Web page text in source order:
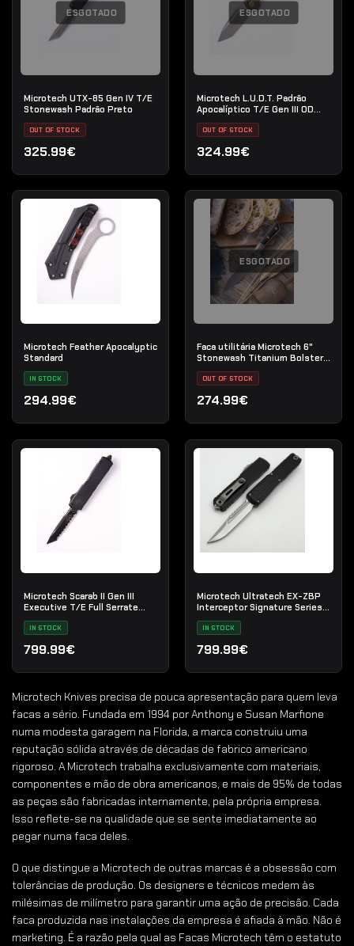
Microtech Knives precisa de pouca apresentação para quem leva
facas a sério. Fundada em 1994 por Anthony e Susan Marfione
numa modesta garagem na Florida, a marca construiu uma
reputação sólida através de décadas de fabrico americano
rigoroso. A Microtech trabalha exclusivamente com materiais,
componentes e mão de obra americanos, e mais de 95% de todas
as peças são fabricadas internamente, pela própria empresa.
Isso reflete-se na qualidade que se sente imediatamente ao
pegar numa faca deles.
O que distingue a Microtech de outras marcas é a obsessão com
tolerâncias de produção. Os designers e técnicos medem às
milésimas de milímetro para garantir uma ação de precisão. Cada
faca produzida nas instalações da empresa é afiada à mão. Não é
marketing. É a razão pela qual as Facas Microtech têm o estatuto
ESGOTADO
Microtech UTX-85 Gen IV T/E
Stonewash Padrão Preto
OUT OF STOCK
325.99€
ESGOTADO
Microtech L.U.D.T. Padrão
Apocalíptico T/E Gen III OD
OUT OF STOCK
324.99€
Microtech Feather Apocalyptic
Standard
IN STOCK
294.99€
ESGOTADO
Faca utilitária Microtech 6"
Stonewash Titanium Bolster
Preto G-10
OUT OF STOCK
274.99€
Microtech Scarab II Gen III
Executive T/E Full Serrate
IN STOCK
799.99€
Microtech Ultratech EX-ZBP
Interceptor Signature Series
IN STOCK
799.99€